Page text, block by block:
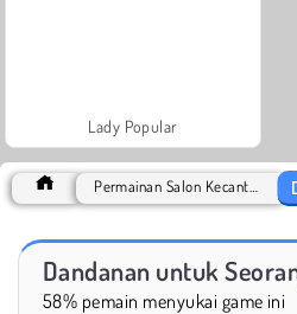
Lady Popular
Dandanan untuk
58% pemain menyukai game ini